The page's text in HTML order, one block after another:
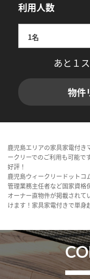
利用人数
あと１
物件
鹿児島エリアの家具家電付き
ークリーでのご利用も可能で
好評！
鹿児島ウィークリードットコ
管理業務主任者など国家資格
オーナー直物件が掲載されて
けます！家具家電付きで単身